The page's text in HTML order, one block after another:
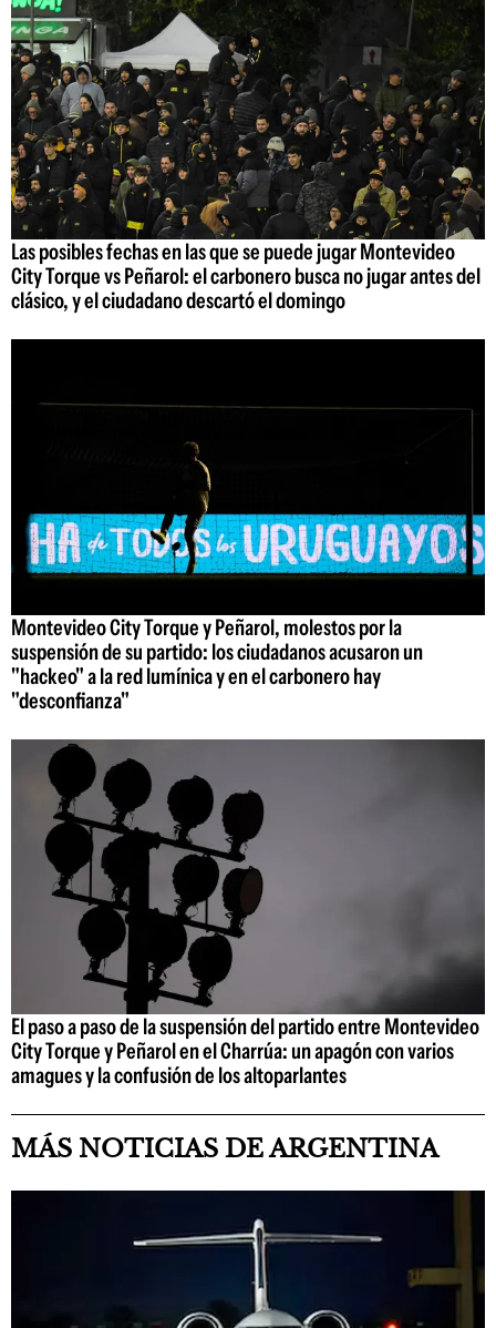
Las posibles fechas en las que se puede jugar Montevideo
City Torque vs Peñarol: el carbonero busca no jugar antes del
clásico, y el ciudadano descartó el domingo
Montevideo City Torque y Peñarol, molestos por la
suspensión de su partido: los ciudadanos acusaron un
"hackeo" a la red lumínica y en el carbonero hay
"desconfianza"
El paso a paso de la suspensión del partido entre Montevideo
City Torque y Peñarol en el Charrúa: un apagón con varios
amagues y la confusión de los altoparlantes
MÁS NOTICIAS DE ARGENTINA